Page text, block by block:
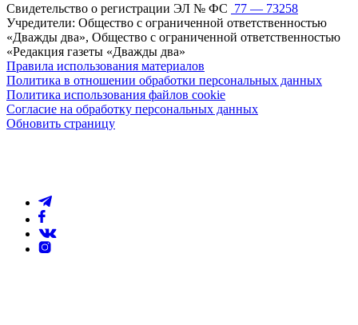
Свидетельство о регистрации ЭЛ № ФС 77 — 73258
Учредители: Общество с ограниченной ответственностью
«Дважды два», Общество с ограниченной ответственностью
«Редакция газеты «Дважды два»
Правила использования материалов
Политика в отношении обработки персональных данных
Политика использования файлов cookie
Согласие на обработку персональных данных
Обновить страницу